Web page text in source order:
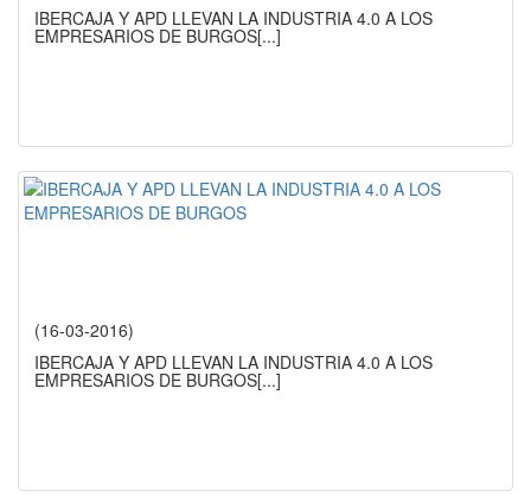
IBERCAJA Y APD LLEVAN LA INDUSTRIA 4.0 A LOS
EMPRESARIOS DE BURGOS[...]
(16-03-2016)
IBERCAJA Y APD LLEVAN LA INDUSTRIA 4.0 A LOS
EMPRESARIOS DE BURGOS[...]